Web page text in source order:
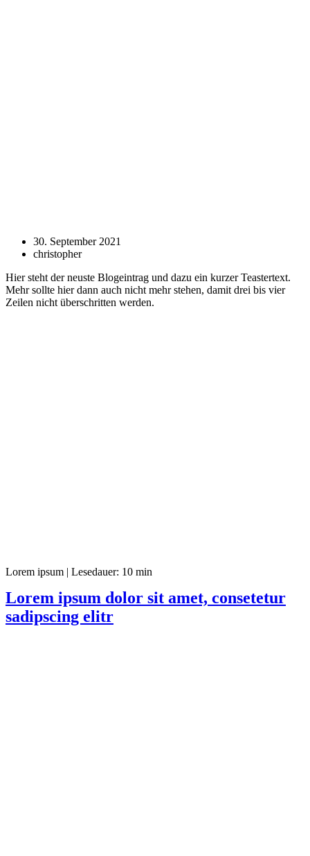
30. September 2021
christopher
Hier steht der neuste Blogeintrag und dazu ein kurzer Teastertext.
Mehr sollte hier dann auch nicht mehr stehen, damit drei bis vier
Zeilen nicht überschritten werden.
Lorem ipsum Lesedauer: 10 min
Lorem ipsum dolor sit amet, consetetur
sadipscing elitr